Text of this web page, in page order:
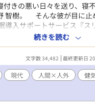
きの悪い日々を送り、寝
智樹。 そんな彼が目に止
導入サポートサービス『
智樹はアプリをインストー
後に文字を声に出せと指
智樹は呪文を口にした。
の快眠生活が始まった。
者夢魔 人間×悪魔の異種
続きを読む
文字数 34,482 最終更新日
現代 人間×人外 健